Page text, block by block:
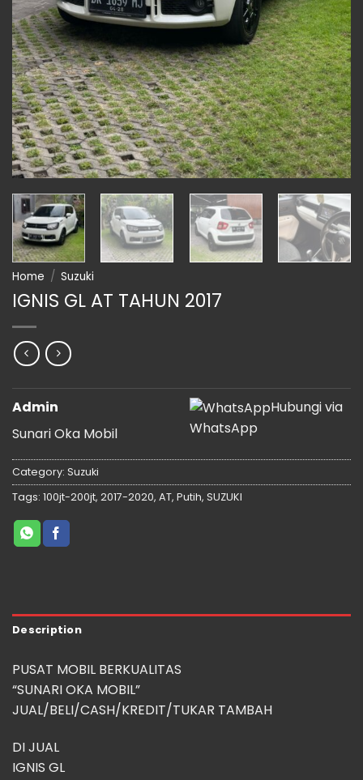
Home / Suzuki
IGNIS GL AT TAHUN 2017
Admin
Sunari Oka Mobil
Hubungi via
WhatsApp
Category: Suzuki
Tags: 100jt-200jt, 2017-2020, AT, Putih, SUZUKI
Description
PUSAT MOBIL BERKUALITAS
“SUNARI OKA MOBIL”
JUAL/BELI/CASH/KREDIT/TUKAR TAMBAH
DI JUAL
IGNIS GL